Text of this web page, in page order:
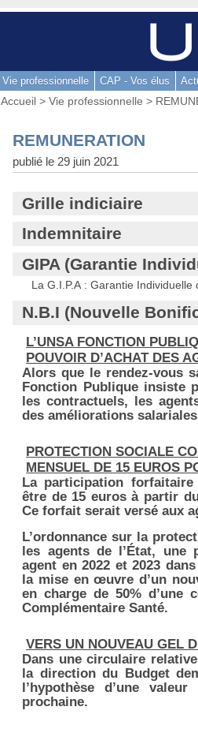
Vie professionnelle CAP - Vos élus
Vous
Accueil >Vie professionnelle >
REMUNERATION
publié le 29 juin 2021
Grille indiciaire
Indemnitaire
GIPA (Garantie
La G.I.P.A : Garantie Individuelle
N.B.I (Nouvelle
L’UNSA FONCTION
POUVOIR D’ACHAT DES
Alors que le rendez-vous
Fonction Publique insiste
les contractuels, les
des améliorations
PROTECTION SOCIALE
MENSUEL DE 15 EUROS
La participation forfaitaire
être de 15 euros à partir
Ce forfait serait versé aux
L’ordonnance sur la
les agents de l’État, une
agent en 2022 et 2023
la mise en œuvre d’un
en charge de 50% d’une
Complémentaire Santé.
VERS UN NOUVEAU GEL
Dans une circulaire
la direction du Budget
l’hypothèse d’une
prochaine.